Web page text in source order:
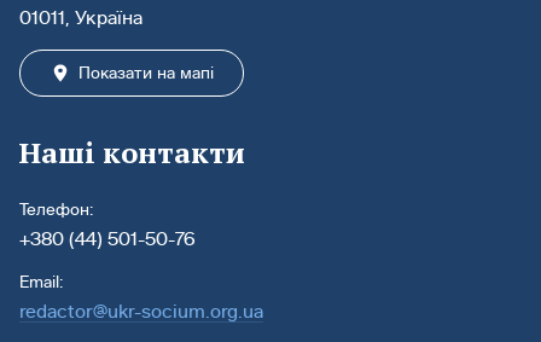
01011, Україна
Показати на мапі
Наші контакти
Телефон:
+380 (44) 501-50-76
Email:
redactor@ukr-socium.org.ua